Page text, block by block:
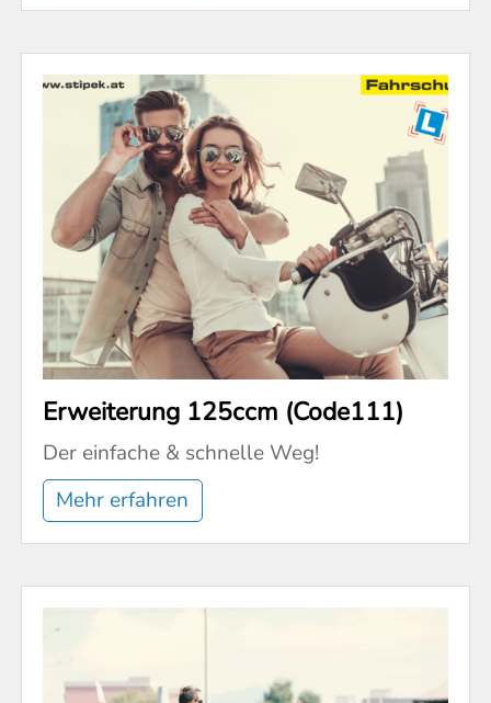
Erweiterung 125ccm (Code111)
Der einfache & schnelle Weg!
Mehr erfahren